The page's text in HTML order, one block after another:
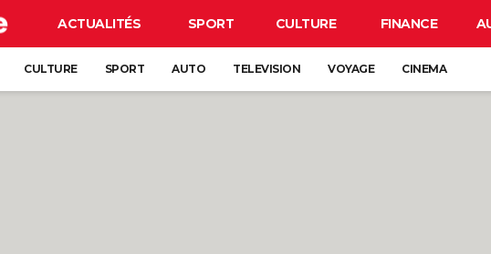
ACTUALITÉS SPORT CULTURE FINANCE
CULTURE SPORT AUTO TELEVISION VOYAGE CINEMA